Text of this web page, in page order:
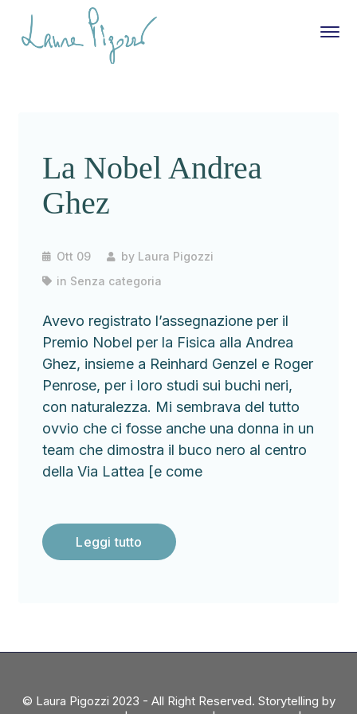
La Nobel Andrea
Ghez
Ott 09 by Laura Pigozzi
in Senza categoria
Avevo registrato l’assegnazione per il
Premio Nobel per la Fisica alla Andrea
Ghez, insieme a Reinhard Genzel e Roger
Penrose, per i loro studi sui buchi neri,
con naturalezza. Mi sembrava del tutto
ovvio che ci fosse anche una donna in un
team che dimostra il buco nero al centro
della Via Lattea [e come
Leggi tutto
© Laura Pigozzi 2023 - All Right Reserved. Storytelling by